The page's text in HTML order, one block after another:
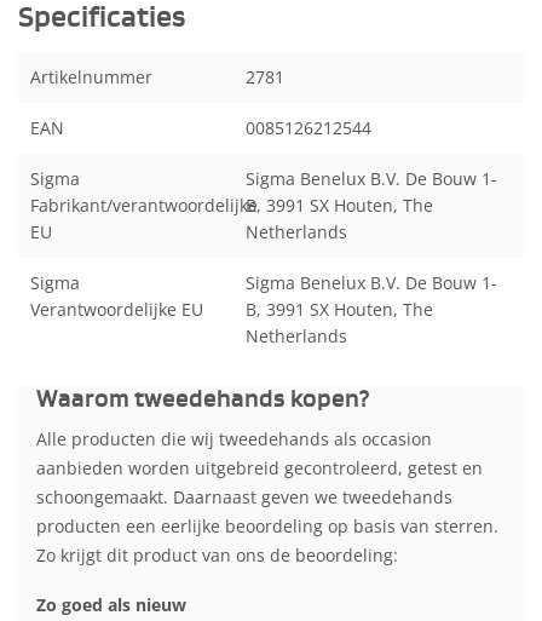
Specificaties
Artikelnummer 2781
EAN 0085126212544
Sigma
Fabrikant/verantwoordelijke
EU
Sigma Benelux B.V. De Bouw 1-
B, 3991 SX Houten, The
Netherlands
Sigma
Verantwoordelijke EU
Sigma Benelux B.V. De Bouw 1-
B, 3991 SX Houten, The
Netherlands
Waarom tweedehands kopen?
Alle producten die wij tweedehands als occasion
aanbieden worden uitgebreid gecontroleerd, getest en
schoongemaakt. Daarnaast geven we tweedehands
producten een eerlijke beoordeling op basis van sterren.
Zo krijgt dit product van ons de beoordeling:
Zo goed als nieuw